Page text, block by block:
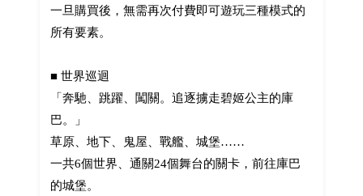
一旦購買後，無需再次付費即可遊玩三種模式的
所有要素。
■ 世界巡迴
「奔馳、跳躍、闖關。追逐擄走碧姬公主的庫
巴。」
草原、地下、鬼屋、戰艦、城堡……
一共6個世界、通關24個舞台的關卡，前往庫巴
的城堡。